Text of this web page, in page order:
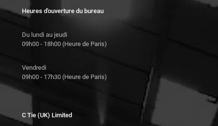
Heures d'ouverture du bureau
Du lundi au jeudi
09h00 - 18h00 (Heure de Paris)
Vendredi
09h00 - 17h30 (Heure de Paris)
C Tie (UK) Limited